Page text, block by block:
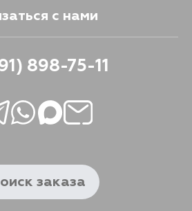
с нами
898-75-11
заказа